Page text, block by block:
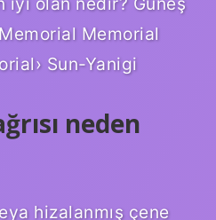
Memorial
Sun-Yanigi
neden
hizalanmış çene